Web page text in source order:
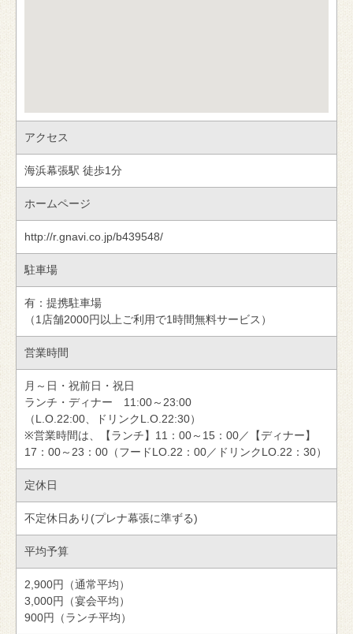
アクセス
海浜幕張駅 徒歩1分
ホームページ
http://r.gnavi.co.jp/b439548/
駐車場
有：提携駐車場
（1店舗2000円以上ご利用で1時間無料サービス）
営業時間
月～日・祝前日・祝日
ランチ・ディナー 11:00～23:00
（L.O.22:00、ドリンクL.O.22:30）
※営業時間は、【ランチ】11：00～15：00／【ディナー】
17：00～23：00（フードLO.22：00／ドリンクLO.22：30）
定休日
不定休日あり(プレナ幕張に準ずる)
平均予算
2,900円（通常平均）
3,000円（宴会平均）
900円（ランチ平均）